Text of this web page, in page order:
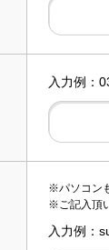
入力例：
※パソコン
※ご記入頂
入力例：